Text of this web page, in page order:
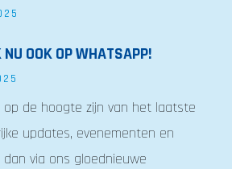
OOK OP WHATSAPP!
op de hoogte zijn van het laatste
updates, evenementen en
via ons gloednieuwe